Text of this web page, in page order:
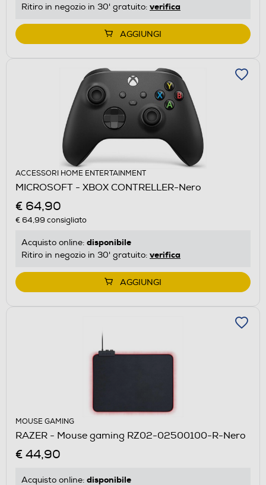
Ritiro in negozio in 30' gratuito: verifica
AGGIUNGI
ACCESSORI HOME ENTERTAINMENT
MICROSOFT - XBOX CONTRELLER-Nero
€ 64,90
€ 64,99 consigliato
Acquisto online: disponibile
Ritiro in negozio in 30' gratuito: verifica
AGGIUNGI
MOUSE GAMING
RAZER - Mouse gaming RZ02-02500100-R-Nero
€ 44,90
Acquisto online: disponibile